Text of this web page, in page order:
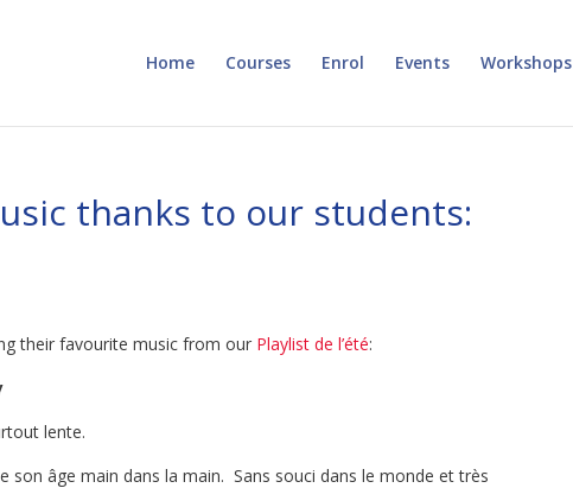
Home Courses Enrol Events Workshops
thanks to our students:
their favourite music from our Playlist de l’été:
lente.
son âge main dans la main. Sans souci dans le monde et très